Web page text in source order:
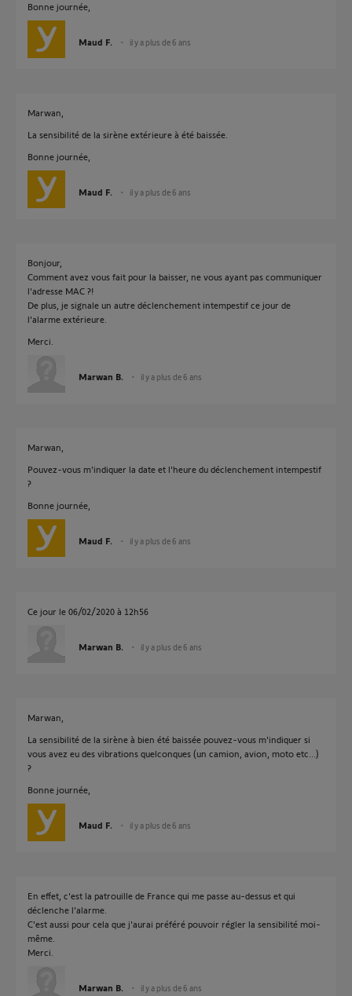
Bonne journée,
Maud F. il y a plus de 6 ans
Marwan,
La sensibilité de la sirène extérieure à été baissée.
Bonne journée,
Maud F. il y a plus de 6 ans
Bonjour,
Comment avez vous fait pour la baisser, ne vous ayant pas communiquer
l'adresse MAC ?!
De plus, je signale un autre déclenchement intempestif ce jour de
l'alarme extérieure.
Merci.
Marwan B. il y a plus de 6 ans
Marwan,
Pouvez-vous m'indiquer la date et l'heure du déclenchement intempestif
?
Bonne journée,
Maud F. il y a plus de 6 ans
Ce jour le 06/02/2020 à 12h56
Marwan B. il y a plus de 6 ans
Marwan,
La sensibilité de la sirène à bien été baissée pouvez-vous m'indiquer si
vous avez eu des vibrations quelconques (un camion, avion, moto etc...)
?
Bonne journée,
Maud F. il y a plus de 6 ans
En effet, c'est la patrouille de France qui me passe au-dessus et qui
déclenche l'alarme.
C'est aussi pour cela que j'aurai préféré pouvoir régler la sensibilité moi-
même.
Merci.
Marwan B. il y a plus de 6 ans